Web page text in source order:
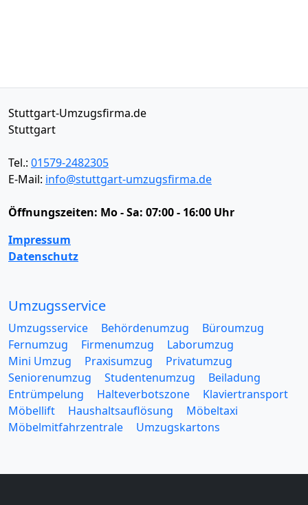
Stuttgart-Umzugsfirma.de
Stuttgart
Tel.: 01579-2482305
E-Mail: info@stuttgart-umzugsfirma.de
Öffnungszeiten: Mo - Sa: 07:00 - 16:00 Uhr
Impressum
Datenschutz
Umzugsservice
Umzugsservice Behördenumzug
Büroumzug
Fernumzug
Firmenumzug
Laborumzug
Mini Umzug
Praxisumzug
Privatumzug
Seniorenumzug
Studentenumzug
Beiladung
Entrümpelung
Halteverbotszone
Klaviertransport
Möbellift
Haushaltsauflösung
Möbeltaxi
Möbelmitfahrzentrale
Umzugskartons